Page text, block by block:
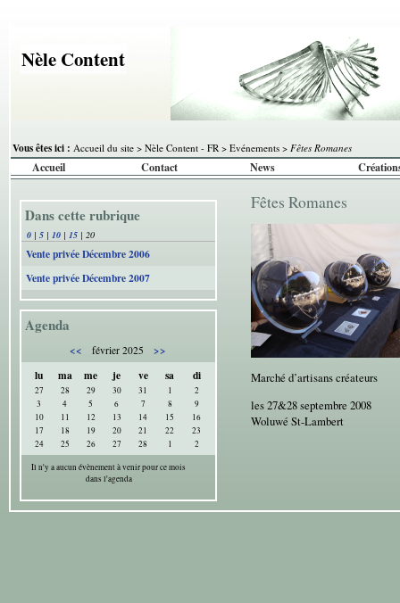
Nèle Content
Vous êtes ici : Accueil du site > Nèle Content - FR > Evénements > Fêtes Romanes
Accueil Contact News
Dans cette rubrique
0 | 5 | 10 | 15 | 20
Vente privée Décembre 2006
Vente privée Décembre 2007
Agenda
<< février 2025
>>
lu
ma me je ve sa di
27 28 29 30 31 1
2
3
4 5 6 7 8
9
10
11 12 13 14 15
16
17
18 19 20 21 22
23
24
25 26 27 28 1
2
Il n'y a aucun évènement à venir pour ce mois
dans l'agenda
Fêtes Romanes
Marché d’artisans créateurs
les 27&28 septembre 2008
Woluwé St-Lambert